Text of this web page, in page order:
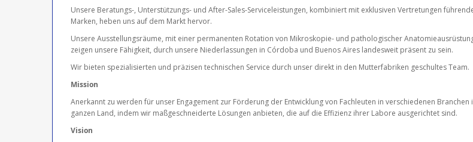
Unsere Beratungs-, Unterstützungs- und After-Sales-Serviceleistungen, kombiniert mit exklusiven Vertretungen
Marken, heben uns auf dem Markt hervor.
Unsere Ausstellungsräume, mit einer permanenten Rotation von Mikroskopie- und pathologischer
zeigen unsere Fähigkeit, durch unsere Niederlassungen in Córdoba und Buenos Aires landesweit präsent zu sein.
Wir bieten spezialisierten und präzisen technischen Service durch unser direkt in den Mutterfabriken geschultes Team.
Mission
Anerkannt zu werden für unser Engagement zur Förderung der Entwicklung von Fachleuten in verschiedenen Branchen
ganzen Land, indem wir maßgeschneiderte Lösungen anbieten, die auf die Effizienz ihrer Labore ausgerichtet sind.
Vision